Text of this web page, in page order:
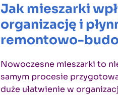
Jak mieszarki
organizację i
remontowo-
Nowoczesne mieszarki to
samym procesie
duże ułatwienie w